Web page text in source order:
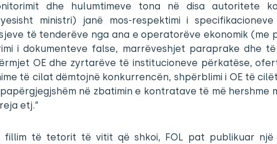
dhe hulumtimeve tona në disa autoritete
ministri) janë mos-respektimi i
të tenderëve nga ana e operatorëve ekonomik (me
i dokumenteve false, marrëveshjet paraprake dhe të
OE dhe zyrtarëve të institucioneve përkatëse,
të cilat dëmtojnë konkurrencën, shpërblimi i OE të
në zbatimin e kontratave të më hershme
etj.”
fillim të tetorit të vitit që shkoi, FOL pat publikuar një